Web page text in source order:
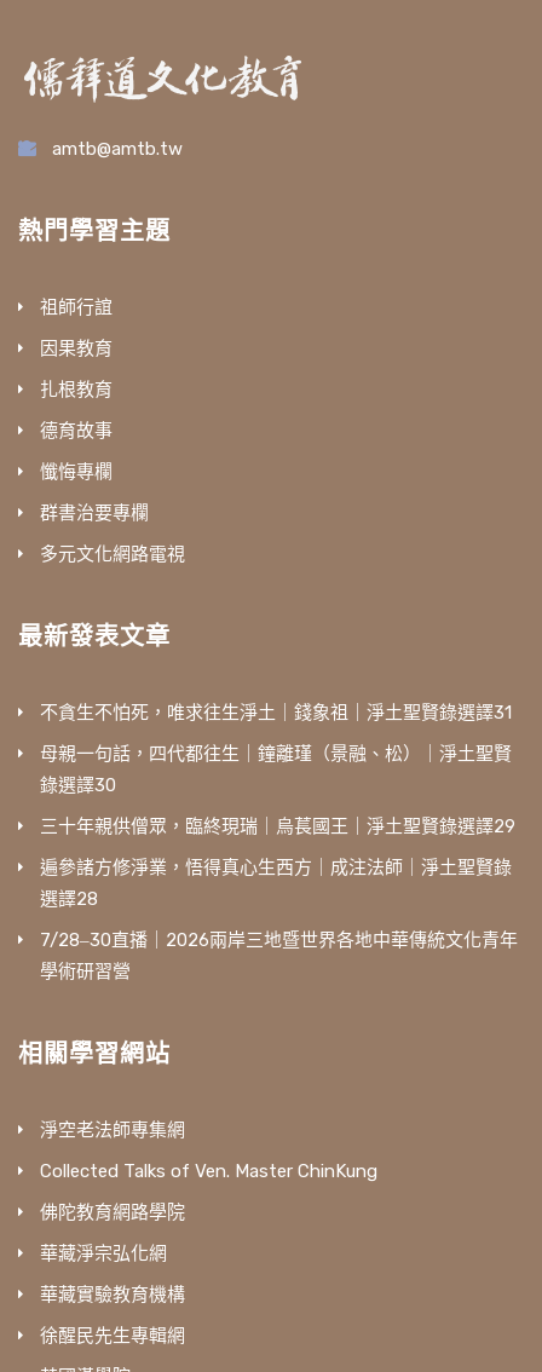
amtb@amtb.tw
熱門學習主題
祖師行誼
因果教育
扎根教育
德育故事
懺悔專欄
群書治要專欄
多元文化網路電視
最新發表文章
不貪生不怕死，唯求往生淨土｜錢象祖｜淨土聖賢錄選譯31
母親一句話，四代都往生｜鐘離瑾（景融、松）｜淨土聖賢
錄選譯30
三十年親供僧眾，臨終現瑞｜烏萇國王｜淨土聖賢錄選譯29
遍參諸方修淨業，悟得真心生西方｜成注法師｜淨土聖賢錄
選譯28
7/28‒30直播｜2026兩岸三地暨世界各地中華傳統文化青年
學術研習營
相關學習網站
淨空老法師專集網
Collected Talks of Ven. Master ChinKung
佛陀教育網路學院
華藏淨宗弘化網
華藏實驗教育機構
徐醒民先生專輯網